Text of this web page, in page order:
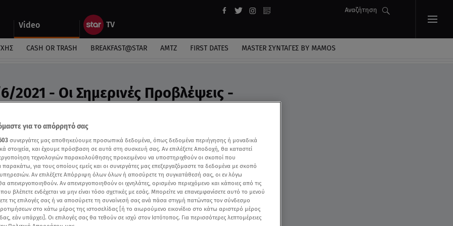
Video
Αναζήτηση
CASH OR TRASH BREAKFAST@STAR ΑΜΤΖ FIRST DATES MASTER ΣΥΝΤΑΓΈΣ BY MAMOS
2021 - Οι Σημερινές Προβλέψεις -
Άσης Μπήλιου στη «Φωλιά των Κου Κου»
για το απόρρητό σας
συνεργάτες μας αποθηκεύουμε προσωπικά δεδομένα, όπως δεδομένα περιήγησης ή μοναδικά
στοιχεία, και έχουμε πρόσβαση σε αυτά στη συσκευή σας. Αν επιλέξετε Αποδοχή, θα καταστεί
τεχνολογιών παρακολούθησης προκειμένου να υποστηριχθούν οι σκοποί που
παρακάτω, για τους οποίους εμείς και οι συνεργάτες μας επεξεργαζόμαστε τα δεδομένα με σκοπό
Αν επιλέξετε Απόρριψη όλων όλων ή αποσύρετε τη συγκατάθεσή σας, οι εν λόγω
απενεργοποιηθούν. Αν απενεργοποιηθούν οι ιχνηλάτες, ορισμένο περιεχόμενο και κάποιες από τις
βλέπετε ενδέχεται να μην είναι τόσο σχετικές με εσάς. Μπορείτε να επανεμφανίσετε αυτό το μενού
τις επιλογές σας ή να αποσύρετε τη συναίνεσή σας ανά πάσα στιγμή πατώντας τον σύνδεσμο
στο κάτω μέρος της ιστοσελίδας [ή το αιωρούμενο εικονίδιο στο κάτω αριστερό μέρος
εάν υπάρχει]. Οι επιλογές σας θα τεθούν σε ισχύ στον Ιστότοπος. Για περισσότερες λεπτομέρειες